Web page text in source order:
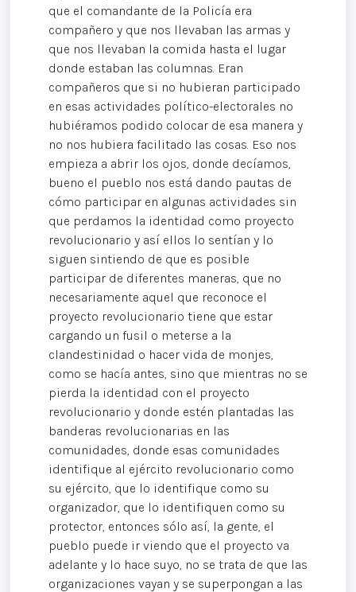
que el comandante de la Policía era
compañero y que nos llevaban las armas y
que nos llevaban la comida hasta el lugar
donde estaban las columnas. Eran
compañeros que si no hubieran participado
en esas actividades político-electorales no
hubiéramos podido colocar de esa manera y
no nos hubiera facilitado las cosas. Eso nos
empieza a abrir los ojos, donde decíamos,
bueno el pueblo nos está dando pautas de
cómo participar en algunas actividades sin
que perdamos la identidad como proyecto
revolucionario y así ellos lo sentían y lo
siguen sintiendo de que es posible
participar de diferentes maneras, que no
necesariamente aquel que reconoce el
proyecto revolucionario tiene que estar
cargando un fusil o meterse a la
clandestinidad o hacer vida de monjes,
como se hacía antes, sino que mientras no se
pierda la identidad con el proyecto
revolucionario y donde estén plantadas las
banderas revolucionarias en las
comunidades, donde esas comunidades
identifique al ejército revolucionario como
su ejército, que lo identifique como su
organizador, que lo identifiquen como su
protector, entonces sólo así, la gente, el
pueblo puede ir viendo que el proyecto va
adelante y lo hace suyo, no se trata de que las
organizaciones vayan y se superpongan a las